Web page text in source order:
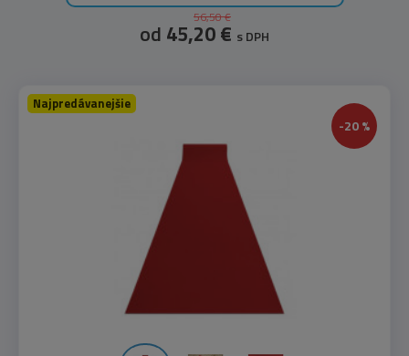
56,50 €
od 45,20 € s DPH
-20 %
Najpredávanejšie